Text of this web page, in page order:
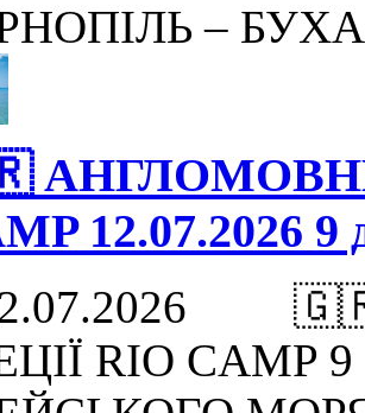
–
12.07.2026 9
🇬🇷
RIO CAMP 9